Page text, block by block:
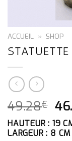
ACCUEIL » SHOP
49.28€ LE
HAUTEUR : 19
LARGEUR : 8